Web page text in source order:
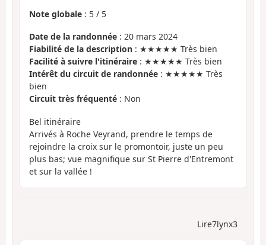
Note globale : 5 / 5
Date de la randonnée : 20 mars 2024
Fiabilité de la description : ★★★★★ Très bien
Facilité à suivre l'itinéraire : ★★★★★ Très bien
Intérêt du circuit de randonnée : ★★★★★ Très
bien
Circuit très fréquenté : Non
Bel itinéraire
Arrivés à Roche Veyrand, prendre le temps de
rejoindre la croix sur le promontoir, juste un peu
plus bas; vue magnifique sur St Pierre d'Entremont
et sur la vallée !
Lire7lynx3